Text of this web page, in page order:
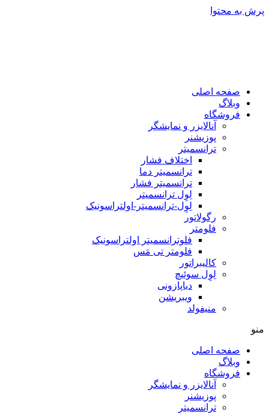
پرش به محتوا
صفحه اصلی
وبلاگ
فروشگاه
آنالایزر و نمایشگر
پوزیشنر
ترانسمیتر
اختلاف فشار
ترانسمیتر دما
ترانسمیتر فشار
لِوِل ترانسمیتر
لِوِل-ترانسمیتر-اولتراسونیک
رگولاتور
فلومتر
فلوترانسمیتر اولتراسونیک
فلومتر تی مَس
کالیبراتور
لِوِل سوئیچ
دیاپازونی
ویبریشن
منیفولد
منو
صفحه اصلی
وبلاگ
فروشگاه
آنالایزر و نمایشگر
پوزیشنر
ترانسمیتر